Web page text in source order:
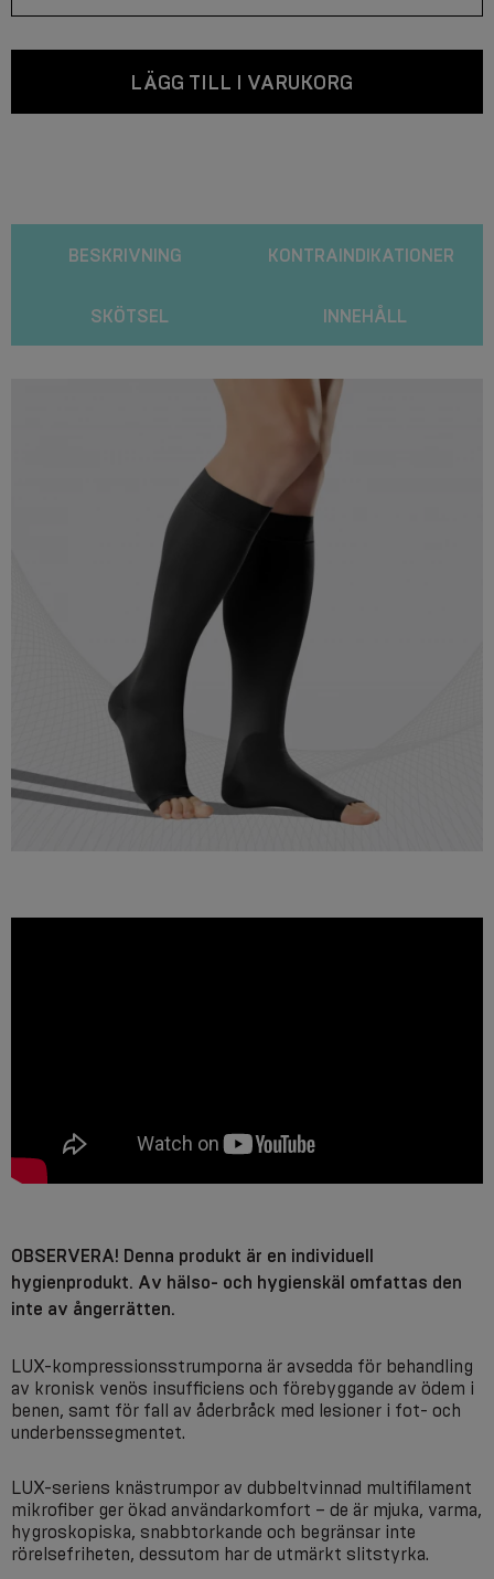
LÄGG TILL I VARUKORG
BESKRIVNING KONTRAINDIKATIONER
SKÖTSEL INNEHÅLL
OBSERVERA! Denna produkt är en individuell
hygienprodukt. Av hälso- och hygienskäl omfattas den
inte av ångerrätten.
LUX-kompressionsstrumporna är avsedda för behandling
av kronisk venös insufficiens och förebyggande av ödem i
benen, samt för fall av åderbråck med lesioner i fot- och
underbenssegmentet.
LUX-seriens knästrumpor av dubbeltvinnad multifilament
mikrofiber ger ökad användarkomfort – de är mjuka, varma,
hygroskopiska, snabbtorkande och begränsar inte
rörelsefriheten, dessutom har de utmärkt slitstyrka.